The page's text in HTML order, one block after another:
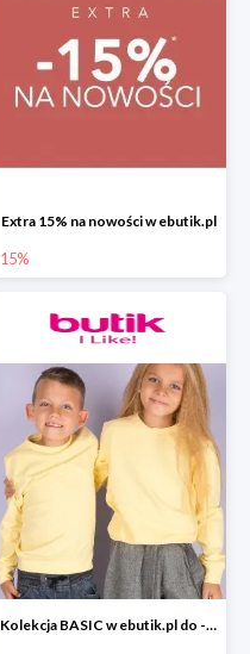
Extra 15% na nowości w ebutik.pl
15%
Kolekcja BASIC w ebutik.pl do -70%